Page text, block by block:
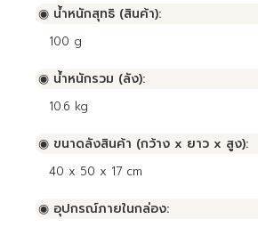
◉ น้ำหนักสุทธิ (สินค้า):
100 g
◉ น้ำหนักรวม (ลัง):
10.6 kg
◉ ขนาดลังสินค้า (กว้าง x ยาว x สูง):
40 x 50 x 17 cm
◉ อุปกรณ์ภายในกล่อง: